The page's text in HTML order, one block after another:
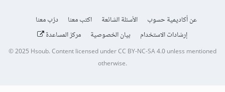
عن أكاديمية حسوب الأسئلة الشائعة اكتب معنا
درّب معنا
إرشادات الاستخدام
بيان الخصوصية مركز المساعدة
© 2025Hsoub.Content licensed underCC BY-NC-SA 4.0unless mentioned
otherwise.